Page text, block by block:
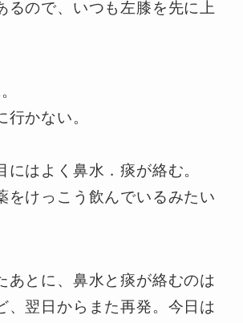
るので、いつも左膝を先に上
かない。
にはよく鼻水．痰が絡む。
をけっこう飲んでいるみたい
あとに、鼻水と痰が絡むのは
、翌日からまた再発。今日は